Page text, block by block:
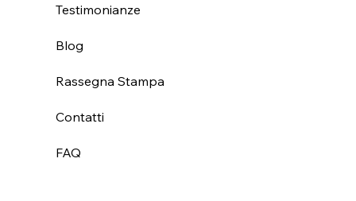
Testimonianze
Blog
Rassegna Stampa
Contatti
FAQ